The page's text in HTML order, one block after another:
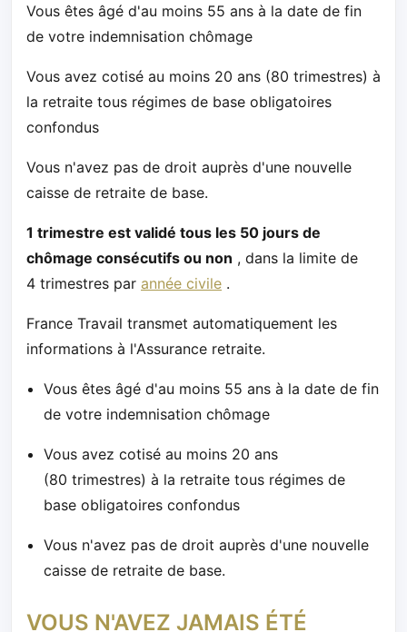
Vous êtes âgé d'au moins 55 ans à la date de fin
de votre indemnisation chômage
Vous avez cotisé au moins 20 ans (80 trimestres) à
la retraite tous régimes de base obligatoires
confondus
Vous n'avez pas de droit auprès d'une nouvelle
caisse de retraite de base.
1 trimestre est validé tous les 50 jours de
chômage consécutifs ou non , dans la limite de
4 trimestres par année civile .
France Travail transmet automatiquement les
informations à l'Assurance retraite.
Vous êtes âgé d'au moins 55 ans à la date de fin
de votre indemnisation chômage
Vous avez cotisé au moins 20 ans
(80 trimestres) à la retraite tous régimes de
base obligatoires confondus
Vous n'avez pas de droit auprès d'une nouvelle
caisse de retraite de base.
VOUS N'AVEZ JAMAIS ÉTÉ